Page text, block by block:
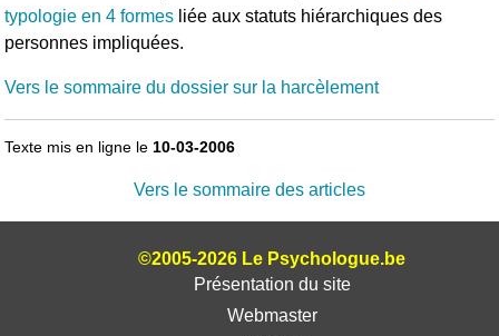
typologie en 4 formes liée aux statuts hiérarchiques des
personnes impliquées.
Vers le sommaire du dossier sur la harcèlement
Texte mis en ligne le10-03-2006
Vers le sommaire des articles
©2005-2026 Le Psychologue.be
Présentation du site
Webmaster